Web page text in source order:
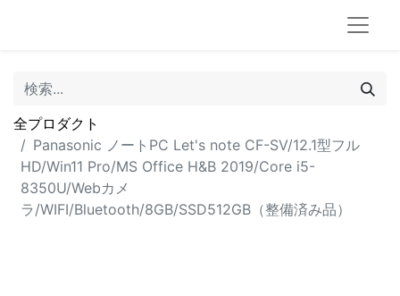
全プロダクト
Panasonic ノートPC Let's note CF-SV/12.1型フル
HD/Win11 Pro/MS Office H&B 2019/Core i5-
8350U/Webカメ
ラ/WIFI/Bluetooth/8GB/SSD512GB（整備済み品）